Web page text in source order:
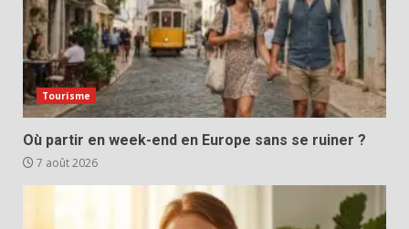
Tourisme
Où partir en week-end en Europe sans se ruiner ?
7 août 2026